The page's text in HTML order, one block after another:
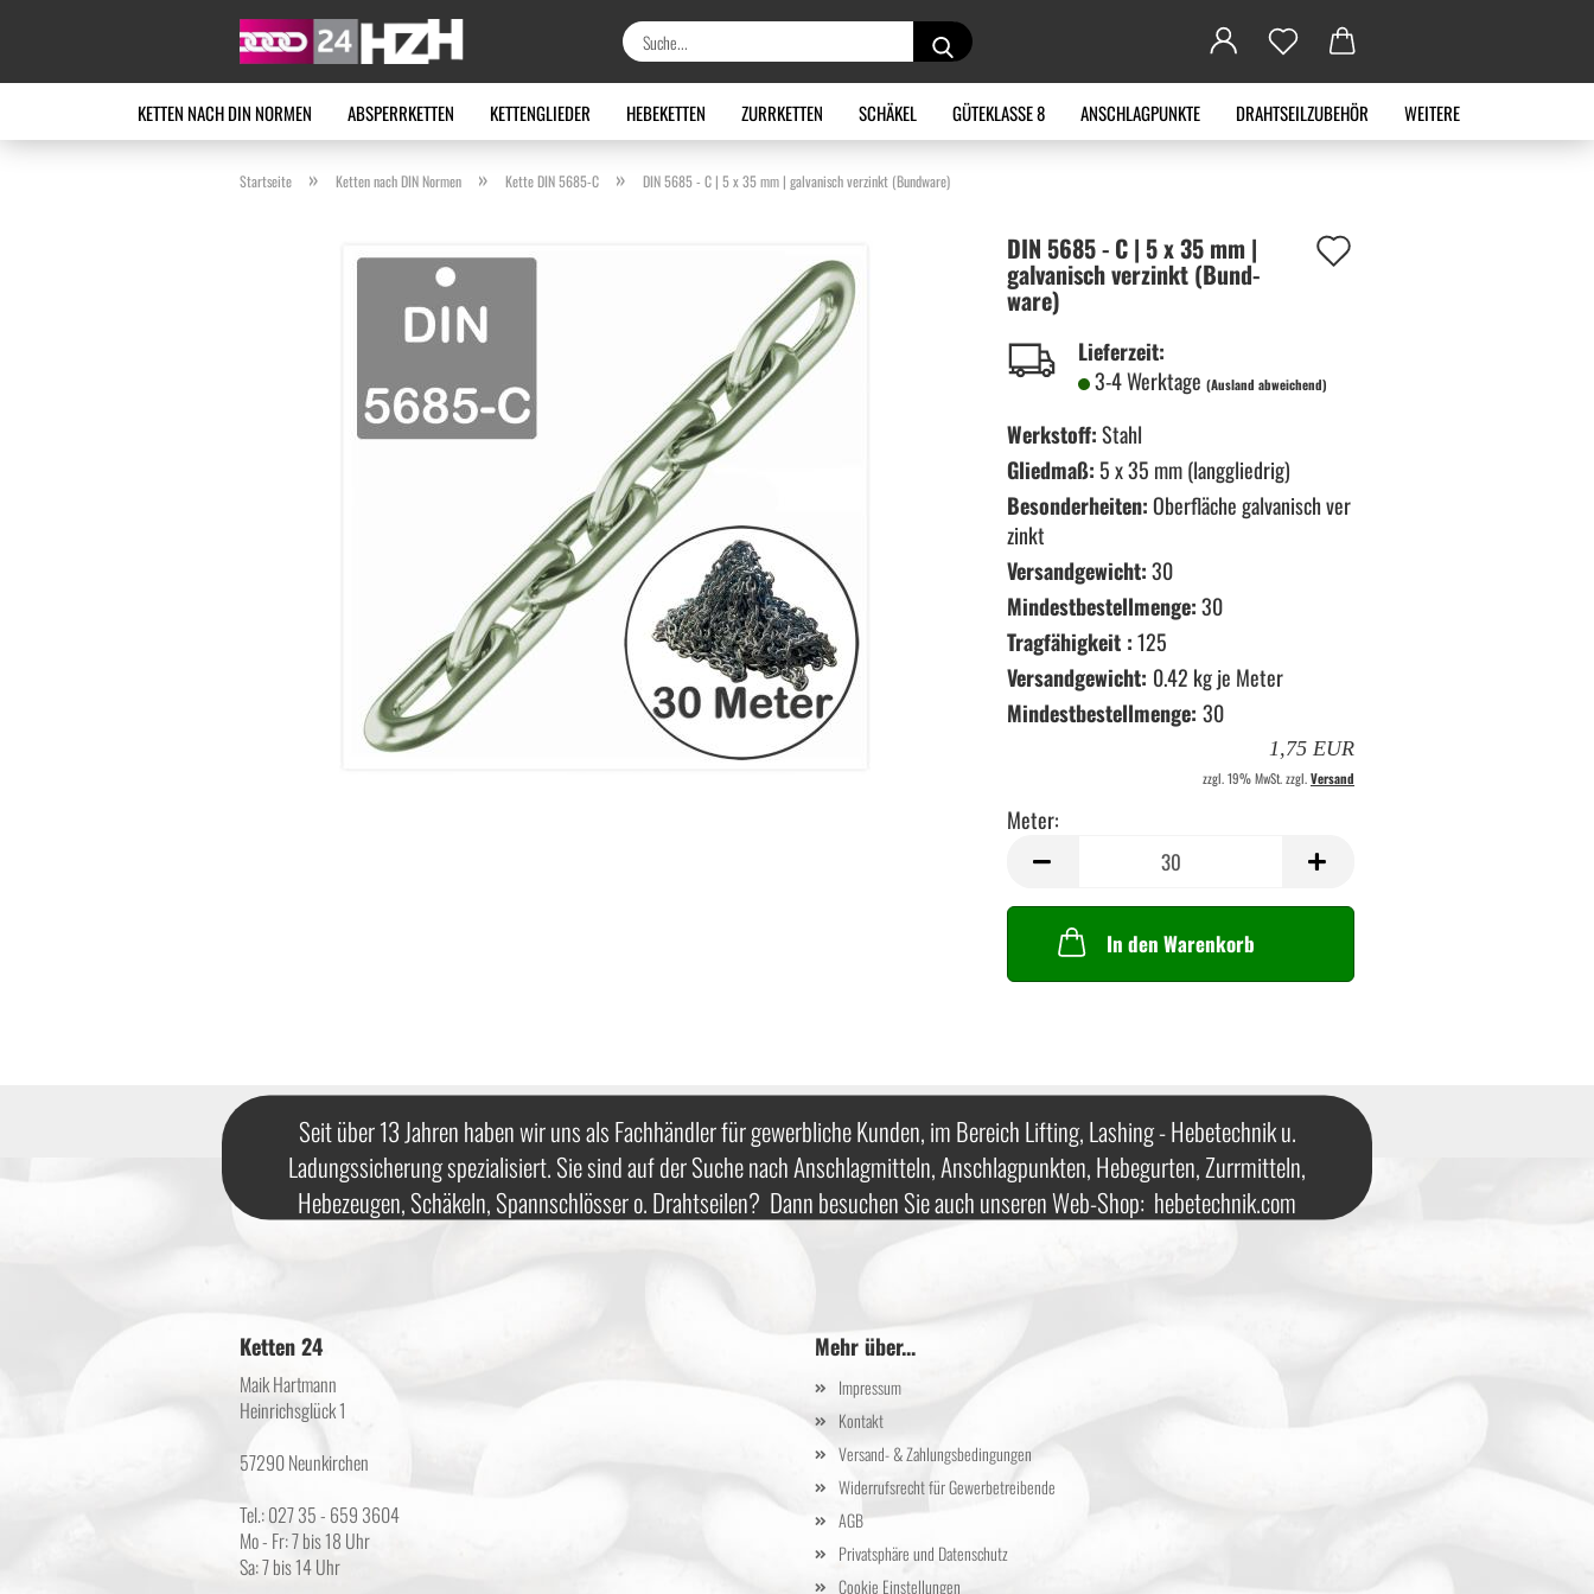
Suche...
KETTEN NACH DIN NORMEN ABSPERRKETTEN KETTENGLIEDER HEBEKETTEN ZURRKETTEN SCHÄKEL GÜTEKLASSE 8 ANSCHLAGPUNKTE DRAHTSEILZUBEHÖR WEITERE
Startseite » Ketten nach DIN Normen » Kette DIN 5685-C » DIN 5685 - C | 5 x 35 mm | galvanisch verzinkt (Bundware)
DIN 5685 - C | 5 x 35 mm |
gal­va­nisch ver­zinkt (Bund­
wa­re)
Lieferzeit:
3-4 Werktage (Ausland abweichend)
Werkstoff:Stahl
Gliedmaß:5 x 35 mm (langgliedrig)
Besonderheiten:Oberfläche galvanisch ver
zinkt
Versandgewicht:30
Mindestbestellmenge:30
Tragfähigkeit :125
Versandgewicht: 0.42 kg je Meter
Mindestbestellmenge: 30
1,75 EUR
zzgl. 19% MwSt. zzgl.Versand
Meter:
Meter
In den Warenkorb
Seit über 13 Jahren haben wir uns als Fachhändler für gewerbliche Kunden, im Bereich Lifting, Lashing - Hebetechnik u.
Ladungssicherung spezialisiert. Sie sind auf der Suche nach Anschlagmitteln, Anschlagpunkten, Hebegurten, Zurrmitteln,
Hebezeugen, Schäkeln, Spannschlösser o. Drahtseilen? Dann besuchen Sie auch unseren Web-Shop: hebetechnik.com
Ketten 24
Maik Hartmann
Heinrichsglück 1
57290 Neunkirchen
Tel.: 027 35 - 659 3604
Mo - Fr: 7 bis 18 Uhr
Sa: 7 bis 14 Uhr
Mehr über...
Impressum
Kontakt
Versand- & Zahlungsbedingungen
Widerrufsrecht für Gewerbetreibende
AGB
Privatsphäre und Datenschutz
Cookie Einstellungen